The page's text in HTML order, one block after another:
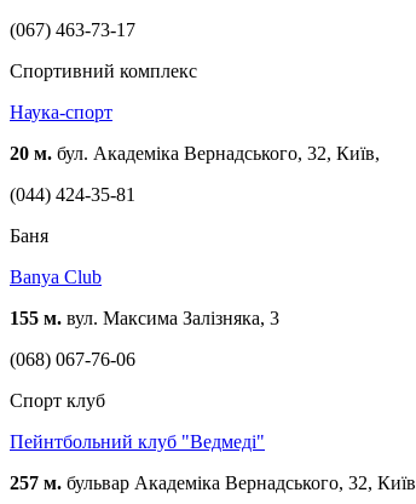
(067) 463-73-17
Спортивний комплекс
Наука-спорт
20 м. бул. Академіка Вернадського, 32, Київ,
(044) 424-35-81
Баня
Banya Club
155 м. вул. Максима Залізняка, 3
(068) 067-76-06
Спорт клуб
Пейнтбольний клуб "Ведмеді"
257 м. бульвар Академіка Вернадського, 32, Київ